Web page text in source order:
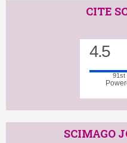
CITE
4.5
91st
SCIMAGO